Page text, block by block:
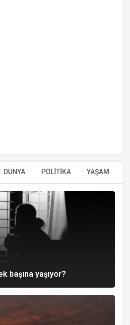
DÜNYA POLİTİKA YAŞAM
başına yaşıyor?